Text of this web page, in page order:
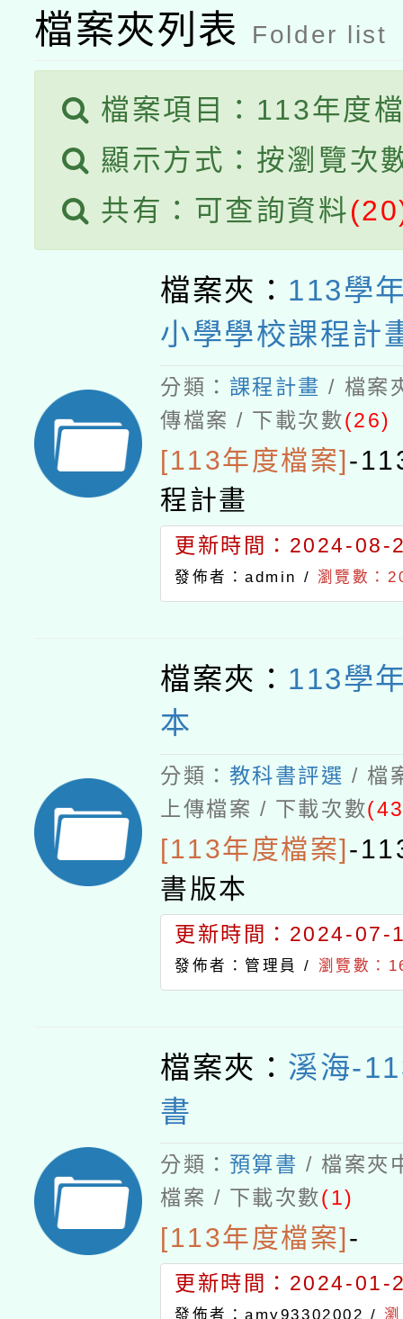
動」
開 智慧啟航」
檔案夾列表 Folder list
檔案項目：113年度
顯示方式：按瀏覽次
共有：可查詢資料
檔案夾： 113學
小學學校課程計
分類： 課程計畫 / 檔案
傳檔案 / 下載次數(26)
[113年度檔案]-
程計畫
更新時間：2024-08-
發佈者：admin / 瀏覽數：
檔案夾： 113學
本
分類： 教科書評選 / 檔
上傳檔案 / 下載次數
[113年度檔案]-
書版本
更新時間：2024-07-
發佈者：管理員 / 瀏覽數：
檔案夾： 溪海-
書
分類： 預算書 / 檔案夾
檔案 / 下載次數(1)
[113年度檔案]-
更新時間：2024-01-
發佈者：amy93302002 /